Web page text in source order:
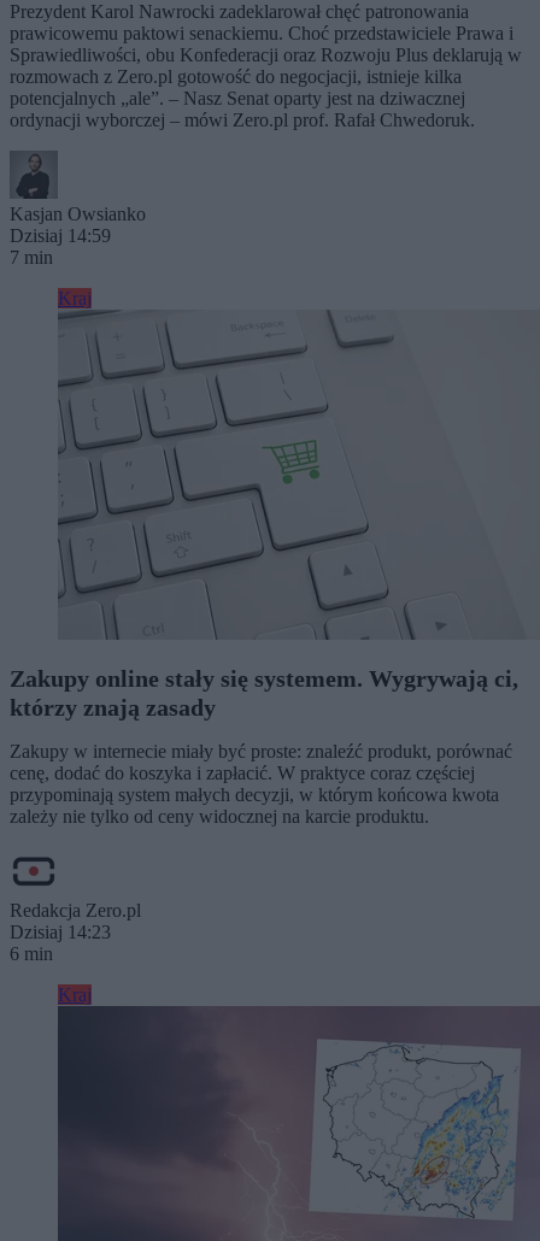
Prezydent Karol Nawrocki zadeklarował chęć patronowania
prawicowemu paktowi senackiemu. Choć przedstawiciele Prawa i
Sprawiedliwości, obu Konfederacji oraz Rozwoju Plus deklarują w
rozmowach z Zero.pl gotowość do negocjacji, istnieje kilka
potencjalnych „ale”. – Nasz Senat oparty jest na dziwacznej
ordynacji wyborczej – mówi Zero.pl prof. Rafał Chwedoruk.
Kasjan Owsianko
Dzisiaj 14:59
7 min
Kraj
Zakupy online stały się systemem. Wygrywają ci,
którzy znają zasady
Zakupy w internecie miały być proste: znaleźć produkt, porównać
cenę, dodać do koszyka i zapłacić. W praktyce coraz częściej
przypominają system małych decyzji, w którym końcowa kwota
zależy nie tylko od ceny widocznej na karcie produktu.
Redakcja Zero.pl
Dzisiaj 14:23
6 min
Kraj